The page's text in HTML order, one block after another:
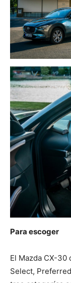
Para escoger
El Mazda CX-30
Select,